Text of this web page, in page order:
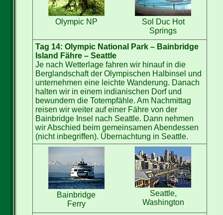
Olympic NP
Sol Duc Hot
Springs
Tag 14: Olympic National Park – Bainbridge
Island Fähre – Seattle
Je nach Wetterlage fahren wir hinauf in die
Berglandschaft der Olympischen Halbinsel und
unternehmen eine leichte Wanderung. Danach
halten wir in einem indianischen Dorf und
bewundern die Totempfähle. Am Nachmittag
reisen wir weiter auf einer Fähre von der
Bainbridge Insel nach Seattle. Dann nehmen
wir Abschied beim gemeinsamen Abendessen
(nicht inbegriffen). Übernachtung in Seattle.
Bainbridge
Ferry
Seattle,
Washington